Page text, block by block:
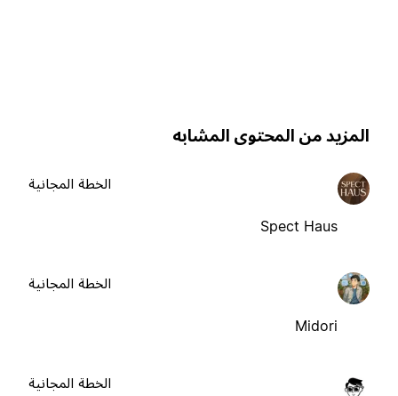
من المحتوى المشابه
Spect Haus
الخطة المجانية
Midori
الخطة المجانية
الخطة المجانية